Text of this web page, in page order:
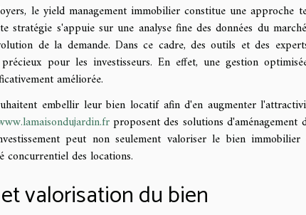
le yield management immobilier constitue une approche
stratégie s'appuie sur une analyse fine des données du
de la demande. Dans ce cadre, des outils et des
pour les investisseurs. En effet, une gestion
améliorée.
embellir leur bien locatif afin d'en augmenter
proposent des solutions
peut non seulement valoriser le bien
concurrentiel des locations.
valorisation du bien